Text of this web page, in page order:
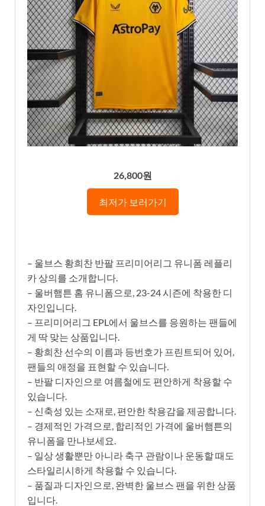
26,800원
최저가 보러가기
– 울브스 황희찬 반팔 프리미어리그 유니폼 레플리
카 상의를 소개합니다.
– 울버햄튼 홈 유니폼으로, 23-24 시즌에 착용한 디
자인입니다.
– 프리미어리그 EPL에서 울브스를 응원하는 팬들에
게 딱 맞는 상품입니다.
– 황희찬 선수의 이름과 등번호가 프린트되어 있어,
팬들의 애정을 표현할 수 있습니다.
– 반팔 디자인으로 여름철에도 편안하게 착용할 수
있습니다.
– 신축성 있는 소재로, 편안한 착용감을 제공합니다.
– 경제적인 가격으로, 합리적인 가격에 울버햄튼의
유니폼을 만나보세요.
– 일상 생활뿐만 아니라 축구 관람이나 운동할 때도
스타일리시하게 착용할 수 있습니다.
– 품질과 디자인으로, 완벽한 울브스 팬을 위한 상품
입니다.